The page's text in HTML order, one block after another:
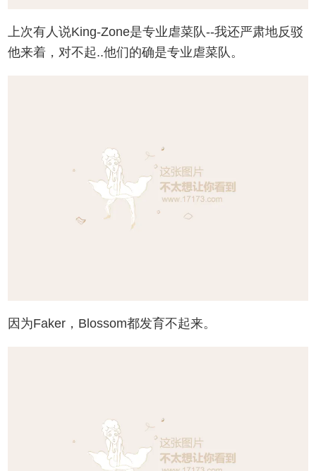
上次有人说King-Zone是专业虐菜队--我还严肃地反驳
他来着，对不起..他们的确是专业虐菜队。
因为Faker，Blossom都发育不起来。